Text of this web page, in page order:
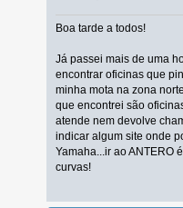
Boa tarde a todos!
Já passei mais de uma
encontrar oficinas que
minha mota na zona
que encontrei são
atende nem devolve
indicar algum site onde
Yamaha...ir ao ANTERO
curvas!